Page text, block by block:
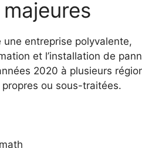
une entreprise polyvalente,
et l’installation de
2020 à plusieurs
ou sous-traitées.